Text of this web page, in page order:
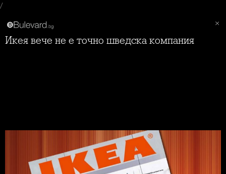
/
Икея вече не е точно шведска компания